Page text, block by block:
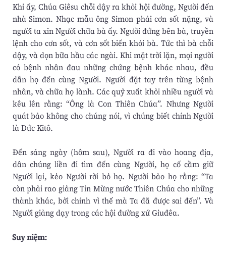
Khi ấy, Chúa Giêsu chỗi dậy ra khỏi hội đường, Người đến
nhà Simon. Nhạc mẫu ông Simon phải cơn sốt nặng, và
người ta xin Người chữa bà ấy. Người đứng bên bà, truyền
lệnh cho cơn sốt, và cơn sốt biến khỏi bà. Tức thì bà chỗi
dậy, và dọn bữa hầu các ngài. Khi mặt trời lặn, mọi người
có bệnh nhân đau những chứng bệnh khác nhau, đều
dẫn họ đến cùng Người. Người đặt tay trên từng bệnh
nhân, và chữa họ lành. Các quỷ xuất khỏi nhiều người và
kêu lên rằng: “Ông là Con Thiên Chúa”. Nhưng Người
quát bảo không cho chúng nói, vì chúng biết chính Người
là Đức Kitô.
Đến sáng ngày (hôm sau), Người ra đi vào hoang địa,
dân chúng liền đi tìm đến cùng Người, họ cố cầm giữ
Người lại, kẻo Người rời bỏ họ. Người bảo họ rằng: “Ta
còn phải rao giảng Tin Mừng nước Thiên Chúa cho những
thành khác, bởi chính vì thế mà Ta đã được sai đến”. Và
Người giảng dạy trong các hội đường xứ Giuđêa.
Suy niệm: